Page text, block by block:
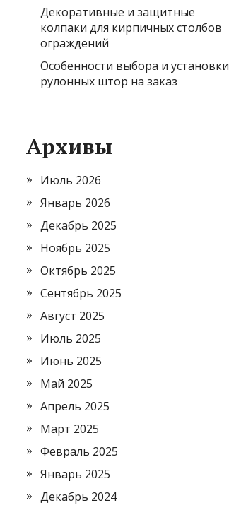
Декоративные и защитные
колпаки для кирпичных столбов
ограждений
Особенности выбора и установки
рулонных штор на заказ
Архивы
Июль 2026
Январь 2026
Декабрь 2025
Ноябрь 2025
Октябрь 2025
Сентябрь 2025
Август 2025
Июль 2025
Июнь 2025
Май 2025
Апрель 2025
Март 2025
Февраль 2025
Январь 2025
Декабрь 2024